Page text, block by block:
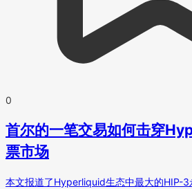
0
首尔的一笔交易如何击穿
票市场
本文报道了Hyperliquid生态中最大的HIP-